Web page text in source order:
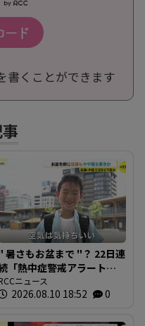
書くことができます
暑さもお盆まで "？ 22日連
「熱中症警戒アラート」
切れる お盆を前に街は
ぎわう 広島市
ニュース
2026.08.10 18:52 0